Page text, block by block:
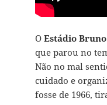
OEstádio
que parou no
Não no mal
cuidado e
fosse de 1966,